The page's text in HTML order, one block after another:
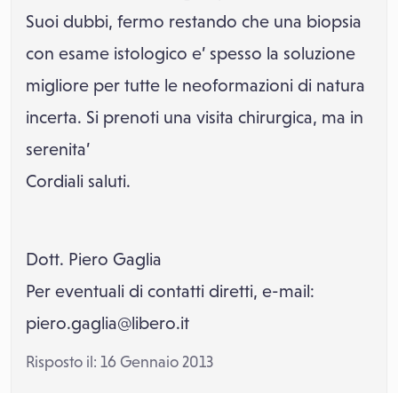
Suoi dubbi, fermo restando che una biopsia
con esame istologico e’ spesso la soluzione
migliore per tutte le neoformazioni di natura
incerta. Si prenoti una visita chirurgica, ma in
serenita’
Cordiali saluti.
Dott. Piero Gaglia
Per eventuali di contatti diretti, e-mail:
piero.gaglia@libero.it
Risposto il: 16 Gennaio 2013